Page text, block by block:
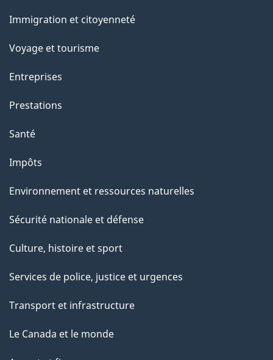
sujets
Immigration et citoyenneté
Voyage et tourisme
Entreprises
Prestations
Santé
Impôts
Environnement et ressources naturelles
Sécurité nationale et défense
Culture, histoire et sport
Services de police, justice et urgences
Transport et infrastructure
Le Canada et le monde